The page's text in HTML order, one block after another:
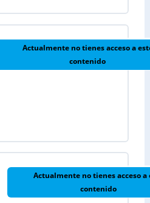
Actualmente no tienes acceso a
contenido
Actualmente no tienes acceso a
contenido